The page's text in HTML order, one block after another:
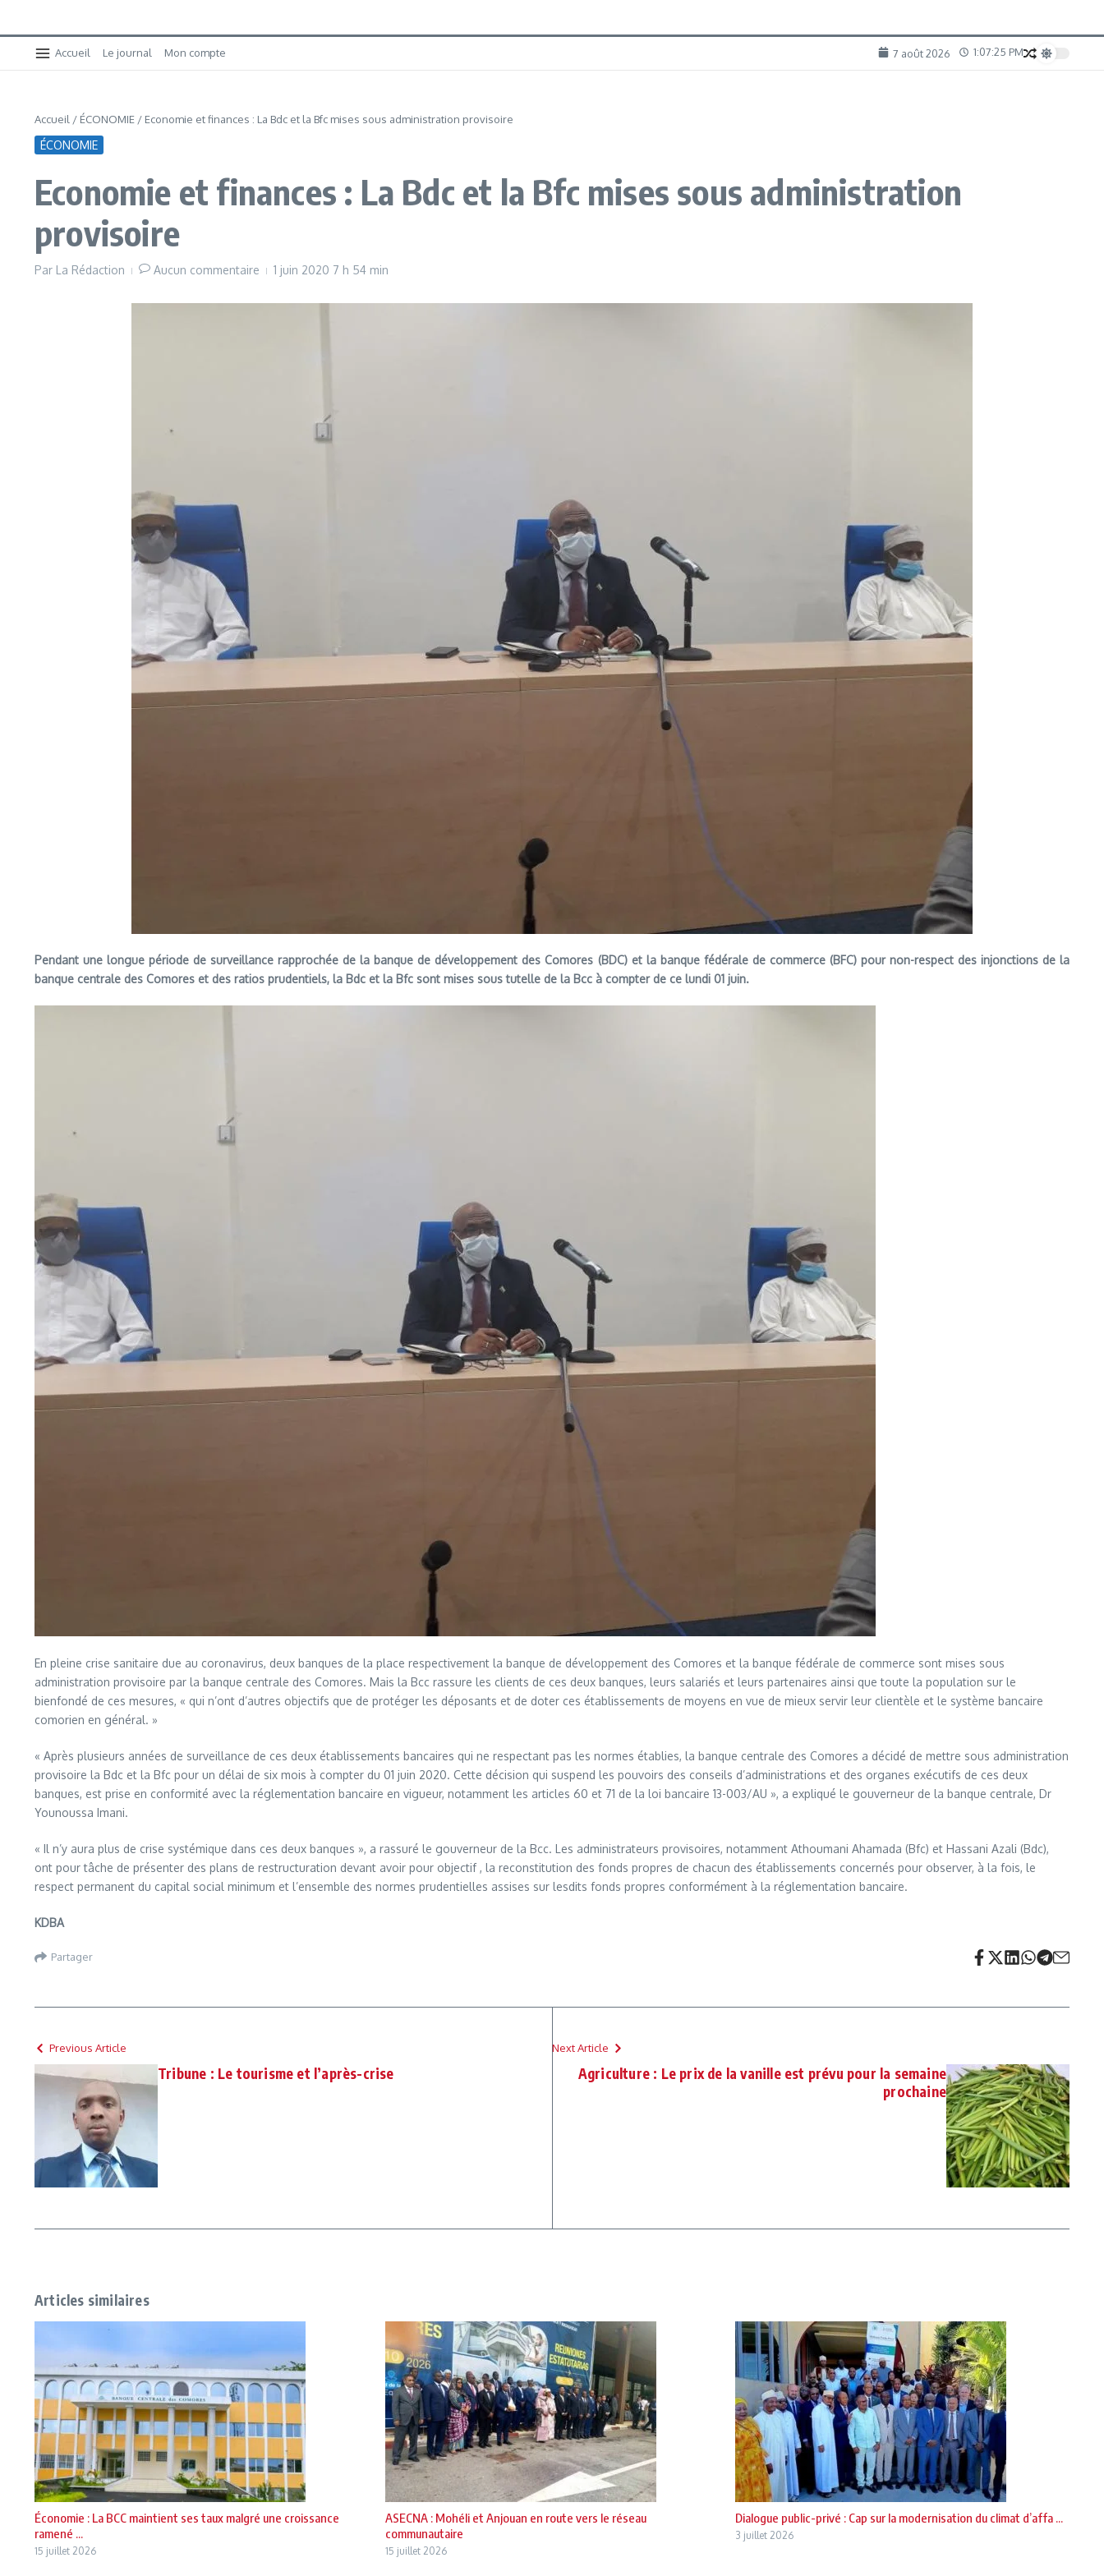
Accueil Le journal Mon compte 7 août 2026 1:07:26 PM
Accueil / ÉCONOMIE / Economie et finances : La Bdc et la Bfc mises sous administration provisoire
ÉCONOMIE
Economie et finances : La Bdc et la Bfc mises sous administration
provisoire
Par La Rédaction Aucun commentaire 1 juin 2020 7 h 54 min
Pendant une longue période de surveillance rapprochée de la banque de développement des Comores (BDC) et la banque fédérale de commerce (BFC) pour non-respect des injonctions de la
banque centrale des Comores et des ratios prudentiels, la Bdc et la Bfc sont mises sous tutelle de la Bcc à compter de ce lundi 01 juin.
En pleine crise sanitaire due au coronavirus, deux banques de la place respectivement la banque de développement des Comores et la banque fédérale de commerce sont mises sous
administration provisoire par la banque centrale des Comores. Mais la Bcc rassure les clients de ces deux banques, leurs salariés et leurs partenaires ainsi que toute la population sur le
bienfondé de ces mesures, « qui n’ont d’autres objectifs que de protéger les déposants et de doter ces établissements de moyens en vue de mieux servir leur clientèle et le système bancaire
comorien en général. »
« Après plusieurs années de surveillance de ces deux établissements bancaires qui ne respectant pas les normes établies, la banque centrale des Comores a décidé de mettre sous administration
provisoire la Bdc et la Bfc pour un délai de six mois à compter du 01 juin 2020. Cette décision qui suspend les pouvoirs des conseils d’administrations et des organes exécutifs de ces deux
banques, est prise en conformité avec la réglementation bancaire en vigueur, notamment les articles 60 et 71 de la loi bancaire 13-003/AU », a expliqué le gouverneur de la banque centrale, Dr
Younoussa Imani.
« Il n’y aura plus de crise systémique dans ces deux banques », a rassuré le gouverneur de la Bcc. Les administrateurs provisoires, notamment Athoumani Ahamada (Bfc) et Hassani Azali (Bdc),
ont pour tâche de présenter des plans de restructuration devant avoir pour objectif , la reconstitution des fonds propres de chacun des établissements concernés pour observer, à la fois, le
respect permanent du capital social minimum et l’ensemble des normes prudentielles assises sur lesdits fonds propres conformément à la réglementation bancaire.
KDBA
Partager
Previous Article
Tribune : Le tourisme et l’après-crise
Next Article
Agriculture : Le prix de la vanille est prévu pour la semaine
prochaine
Articles similaires
Économie : La BCC maintient ses taux malgré une croissance
ramené ...
15 juillet 2026
ASECNA : Mohéli et Anjouan en route vers le réseau
communautaire
15 juillet 2026
Dialogue public-privé : Cap sur la modernisation du climat d’affa ...
3 juillet 2026